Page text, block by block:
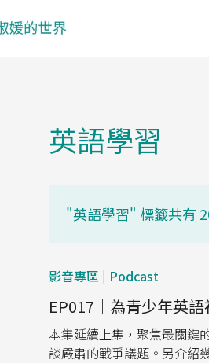
英語學習
"英語學習" 標籤共有
影音專區 | Podcast
EP017｜為青少年英
本集延續上集，聚焦最關鍵
談嚴肅的戰爭議題。另介紹